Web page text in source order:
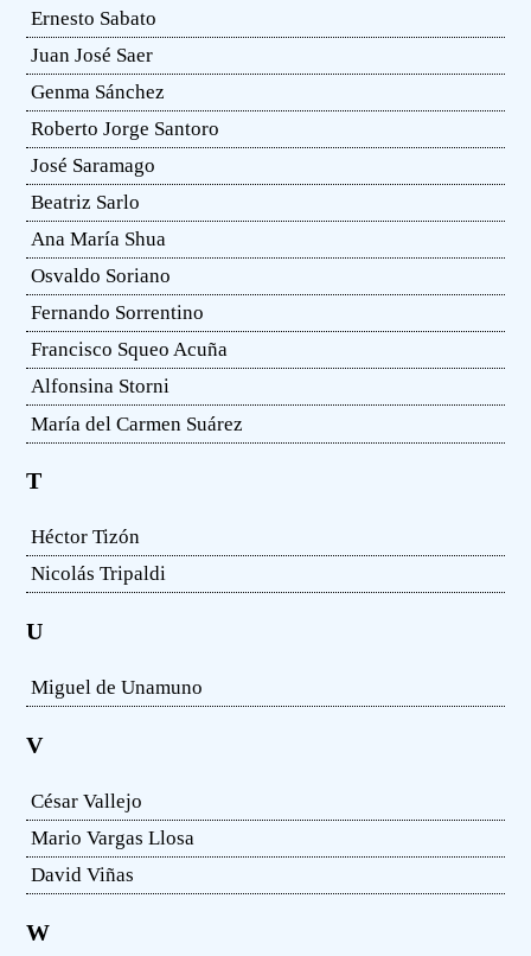
Ernesto Sabato
Juan José Saer
Genma Sánchez
Roberto Jorge Santoro
José Saramago
Beatriz Sarlo
Ana María Shua
Osvaldo Soriano
Fernando Sorrentino
Francisco Squeo Acuña
Alfonsina Storni
María del Carmen Suárez
T
Héctor Tizón
Nicolás Tripaldi
U
Miguel de Unamuno
V
César Vallejo
Mario Vargas Llosa
David Viñas
W